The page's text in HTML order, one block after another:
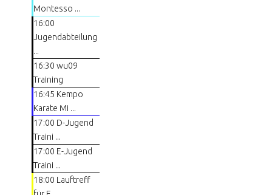
Montesso ...
16:00
Jugendabteilung
...
16:30 wu09
Training
16:45 Kempo
Karate Mi ...
17:00 D-Jugend
Traini ...
17:00 E-Jugend
Traini ...
18:00 Lauftreff